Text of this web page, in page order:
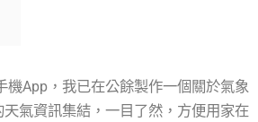
機App，我已在公餘製作一個關於氣象
氣資訊集結，一目了然，方便用家在